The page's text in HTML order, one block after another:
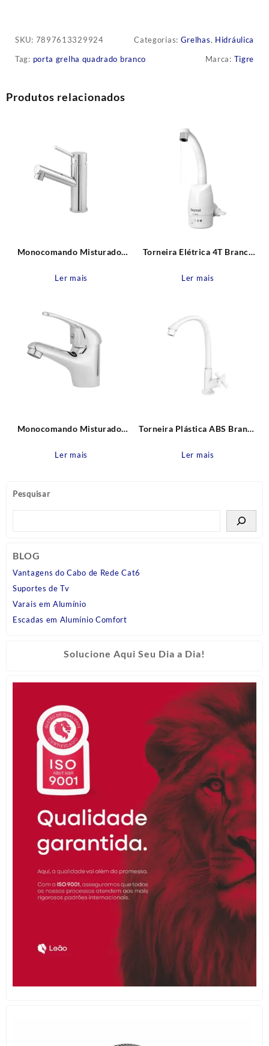
Pesquisar
BLOG
Vantagens do Cabo de Rede Cat6
Suportes de Tv
Varais em Alumínio
Escadas em Alumínio Comfort
Solucione Aqui Seu Dia a Dia!
SKU: 7897613329924 Categorias: Grelhas, Hidráulica
Tag: porta grelha quadrado branco Marca: Tigre
Produtos relacionados
Monocomando Misturador
Metais
Ler mais
Torneira Elétrica 4T Branca
Zagonel
Ler mais
Monocomando Misturador
Leão Metais
Ler mais
Torneira Plástica ABS Branca
Tigre
Ler mais